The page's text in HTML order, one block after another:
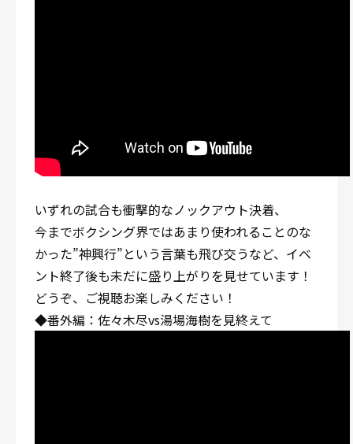
いずれの試合も衝撃的なノックアウト決着、
今までボクシング界ではあまり使われることのな
かった”神興行”という言葉も飛び交うなど、イベ
ント終了後も未だに盛り上がりを見せています！
どうぞ、ご視聴お楽しみください！
◆番外編：佐々木尽vs湯場海樹を見終えて